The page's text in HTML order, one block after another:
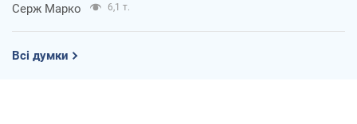
Серж Марко 6,1 т.
Всі думки